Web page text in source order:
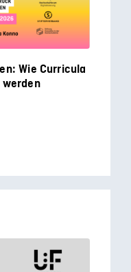
Wie Curricula